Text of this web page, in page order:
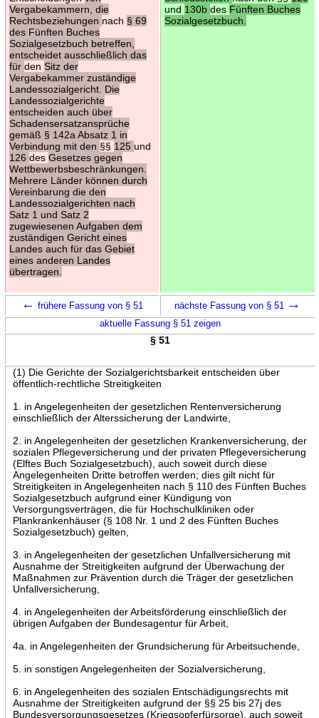
Vergabekammern, die
Rechtsbeziehungen nach § 69
des Fünften Buches
Sozialgesetzbuch betreffen,
entscheidet ausschließlich das
für den Sitz der
Vergabekammer zuständige
Landessozialgericht. Die
Landessozialgerichte
entscheiden auch über
Schadensersatzansprüche
gemäß § 142a Absatz 1 in
Verbindung mit den §§ 125 und
126 des Gesetzes gegen
Wettbewerbsbeschränkungen.
Mehrere Länder können durch
Vereinbarung die den
Landessozialgerichten nach
Satz 1 und Satz 2
zugewiesenen Aufgaben dem
zuständigen Gericht eines
Landes auch für das Gebiet
eines anderen Landes
übertragen.
und 130b des Fünften Buches
Sozialgesetzbuch.
← frühere Fassung von § 51 nächste Fassung von § 51 →
aktuelle Fassung § 51 zeigen
§ 51
(1) Die Gerichte der Sozialgerichtsbarkeit entscheiden über
öffentlich-rechtliche Streitigkeiten
1. in Angelegenheiten der gesetzlichen Rentenversicherung
einschließlich der Alterssicherung der Landwirte,
2. in Angelegenheiten der gesetzlichen Krankenversicherung, der
sozialen Pflegeversicherung und der privaten Pflegeversicherung
(Elftes Buch Sozialgesetzbuch), auch soweit durch diese
Angelegenheiten Dritte betroffen werden; dies gilt nicht für
Streitigkeiten in Angelegenheiten nach § 110 des Fünften Buches
Sozialgesetzbuch aufgrund einer Kündigung von
Versorgungsverträgen, die für Hochschulkliniken oder
Plankrankenhäuser (§ 108 Nr. 1 und 2 des Fünften Buches
Sozialgesetzbuch) gelten,
3. in Angelegenheiten der gesetzlichen Unfallversicherung mit
Ausnahme der Streitigkeiten aufgrund der Überwachung der
Maßnahmen zur Prävention durch die Träger der gesetzlichen
Unfallversicherung,
4. in Angelegenheiten der Arbeitsförderung einschließlich der
übrigen Aufgaben der Bundesagentur für Arbeit,
4a. in Angelegenheiten der Grundsicherung für Arbeitsuchende,
5. in sonstigen Angelegenheiten der Sozialversicherung,
6. in Angelegenheiten des sozialen Entschädigungsrechts mit
Ausnahme der Streitigkeiten aufgrund der §§ 25 bis 27j des
Bundesversorgungsgesetzes (Kriegsopferfürsorge), auch soweit